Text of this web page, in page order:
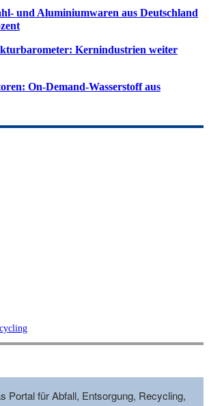
und Aluminiumwaren aus Deutschland
Kernindustrien weiter
On-Demand-Wasserstoff aus
Portal für Abfall, Entsorgung, Recycling,